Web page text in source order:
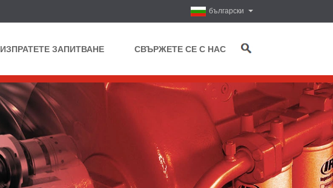
български
ИЗПРАТЕТЕ ЗАПИТВАНЕ СВЪРЖЕТЕ СЕ С НАС